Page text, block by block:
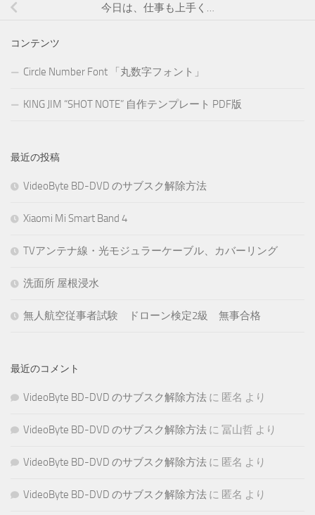
今日は、仕事も上手く…
コンテンツ
Circle Number Font 「丸数字フォント」
KING JIM “SHOT NOTE” 自作テンプレート PDF版
最近の投稿
VideoByte BD-DVD のサブスク解除方法
Xiaomi Mi Smart Band 4
TVアンテナ線・光モジュラーケーブル、カバーリング
洗面所 屋根浸水
無人航空従事者試験 ドローン検定2級 無事合格
最近のコメント
VideoByte BD-DVD のサブスク解除方法 に 匿名 より
VideoByte BD-DVD のサブスク解除方法 に 冨山哲 より
VideoByte BD-DVD のサブスク解除方法 に 匿名 より
VideoByte BD-DVD のサブスク解除方法 に 匿名 より